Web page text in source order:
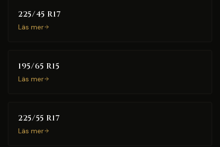
225/45 R17
Läs mer
195/65 R15
Läs mer
225/55 R17
Läs mer